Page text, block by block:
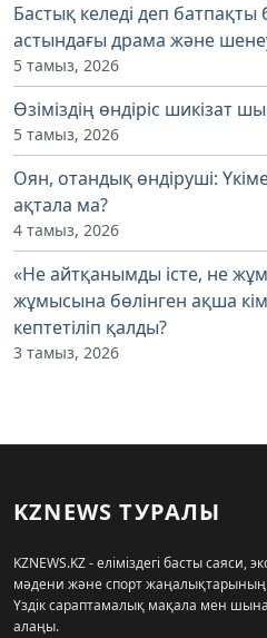
Бастық келеді деп
астындағы драма және
5 тамыз, 2026
Өзіміздің өндіріс шикізат
5 тамыз, 2026
Оян, отандық өндіруші:
ақтала ма?
4 тамыз, 2026
«Не айтқанымды істе, не
жұмысына бөлінген ақша
кептетіліп қалды?
3 тамыз, 2026
KZNEWS ТУРАЛЫ
KZNEWS.KZ - еліміздегі басты саяси,
мәдени және спорт жаңалықтарының
Үздік сараптамалық мақала мен
алаңы.